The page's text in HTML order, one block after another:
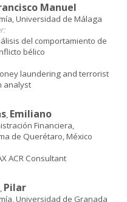
Manuel
Universidad de Málaga
del comportamiento de
bélico
laundering and terrorist
analyst
, Emiliano
Financiera,
de Querétaro, México
ACR Consultant
, Pilar
Universidad de Granada